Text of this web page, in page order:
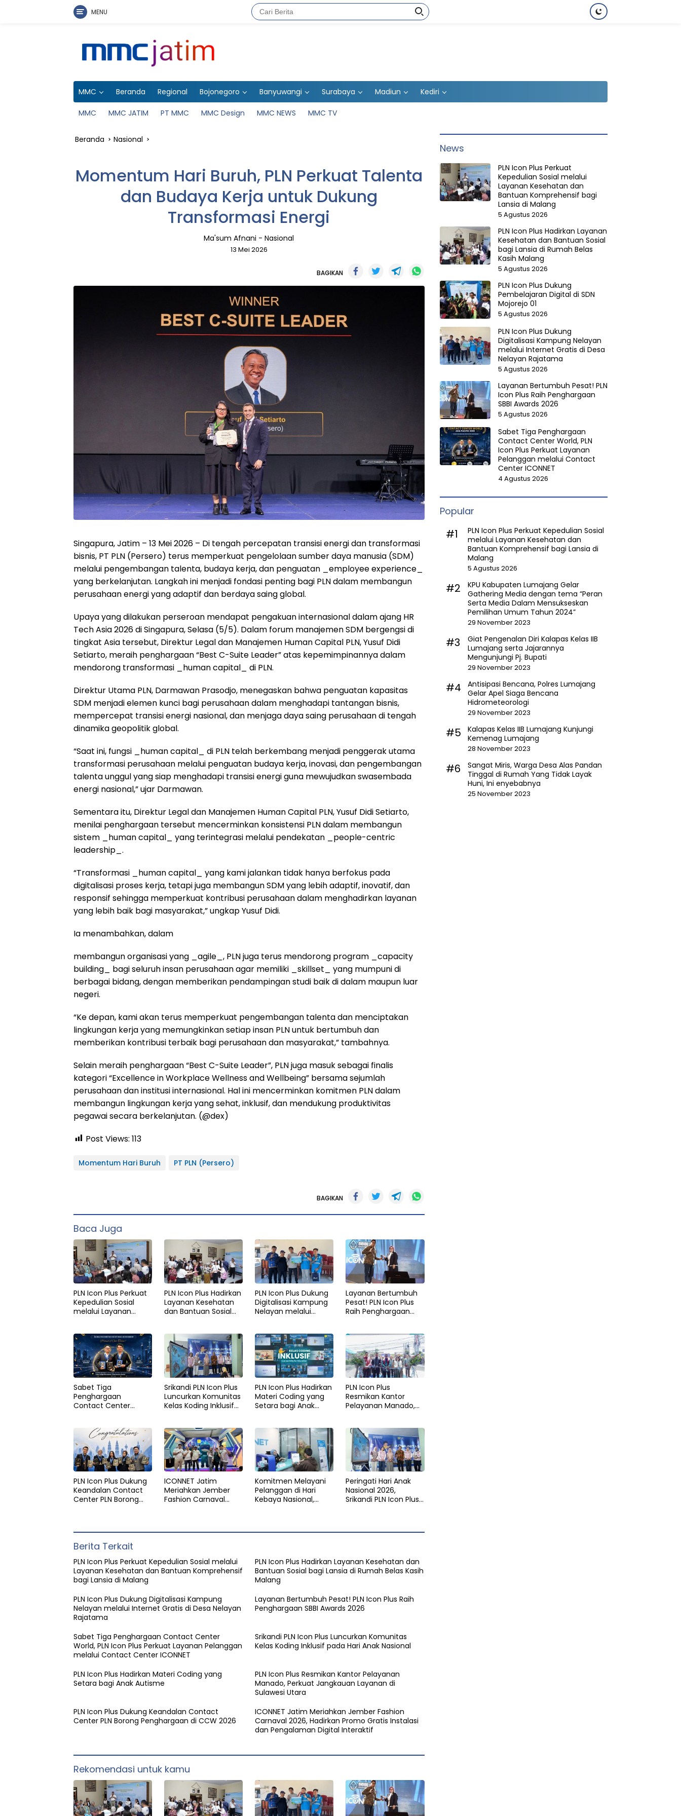
MENU
MMC Beranda Regional Bojonegoro Banyuwangi Surabaya Madiun Kediri
MMC MMC JATIM PT MMC MMC Design MMC NEWS MMC TV
Beranda Nasional
Momentum Hari Buruh, PLN Perkuat Talenta
dan Budaya Kerja untuk Dukung
Transformasi Energi
Ma'sum Afnani -Nasional
13 Mei 2026
BAGIKAN
Singapura, Jatim – 13 Mei 2026 – Di tengah percepatan transisi energi dan transformasi
bisnis, PT PLN (Persero) terus memperkuat pengelolaan sumber daya manusia (SDM)
melalui pengembangan talenta, budaya kerja, dan penguatan _employee experience_
yang berkelanjutan. Langkah ini menjadi fondasi penting bagi PLN dalam membangun
perusahaan energi yang adaptif dan berdaya saing global.
Upaya yang dilakukan perseroan mendapat pengakuan internasional dalam ajang HR
Tech Asia 2026 di Singapura, Selasa (5/5). Dalam forum manajemen SDM bergengsi di
tingkat Asia tersebut, Direktur Legal dan Manajemen Human Capital PLN, Yusuf Didi
Setiarto, meraih penghargaan “Best C-Suite Leader” atas kepemimpinannya dalam
mendorong transformasi _human capital_ di PLN.
Direktur Utama PLN, Darmawan Prasodjo, menegaskan bahwa penguatan kapasitas
SDM menjadi elemen kunci bagi perusahaan dalam menghadapi tantangan bisnis,
mempercepat transisi energi nasional, dan menjaga daya saing perusahaan di tengah
dinamika geopolitik global.
“Saat ini, fungsi _human capital_ di PLN telah berkembang menjadi penggerak utama
transformasi perusahaan melalui penguatan budaya kerja, inovasi, dan pengembangan
talenta unggul yang siap menghadapi transisi energi guna mewujudkan swasembada
energi nasional,” ujar Darmawan.
Sementara itu, Direktur Legal dan Manajemen Human Capital PLN, Yusuf Didi Setiarto,
menilai penghargaan tersebut mencerminkan konsistensi PLN dalam membangun
sistem _human capital_ yang terintegrasi melalui pendekatan _people-centric
leadership_.
“Transformasi _human capital_ yang kami jalankan tidak hanya berfokus pada
digitalisasi proses kerja, tetapi juga membangun SDM yang lebih adaptif, inovatif, dan
responsif sehingga memperkuat kontribusi perusahaan dalam menghadirkan layanan
yang lebih baik bagi masyarakat,” ungkap Yusuf Didi.
Ia menambahkan, dalam
membangun organisasi yang _agile_, PLN juga terus mendorong program _capacity
building_ bagi seluruh insan perusahaan agar memiliki _skillset_ yang mumpuni di
berbagai bidang, dengan memberikan pendampingan studi baik di dalam maupun luar
negeri.
“Ke depan, kami akan terus memperkuat pengembangan talenta dan menciptakan
lingkungan kerja yang memungkinkan setiap insan PLN untuk bertumbuh dan
memberikan kontribusi terbaik bagi perusahaan dan masyarakat,” tambahnya.
Selain meraih penghargaan “Best C-Suite Leader”, PLN juga masuk sebagai finalis
kategori “Excellence in Workplace Wellness and Wellbeing” bersama sejumlah
perusahaan dan institusi internasional. Hal ini mencerminkan komitmen PLN dalam
membangun lingkungan kerja yang sehat, inklusif, dan mendukung produktivitas
pegawai secara berkelanjutan. (@dex)
Post Views: 113
Momentum Hari Buruh PT PLN (Persero)
BAGIKAN
Baca Juga
PLN Icon Plus Perkuat
Kepedulian Sosial
melalui Layanan
Komprehensif bagi
Lansia di Malang
PLN Icon Plus Hadirkan
Layanan Kesehatan
dan Bantuan Sosial
PLN Icon Plus Dukung
Digitalisasi Kampung
Nelayan melalui
Rajatama
Layanan Bertumbuh
Pesat! PLN Icon Plus
Raih Penghargaan
Sabet Tiga
Penghargaan
Contact Center
Pelanggan melalui
Contact Center
ICONNET
Srikandi PLN Icon Plus
Luncurkan Komunitas
Kelas Koding Inklusif
PLN Icon Plus Hadirkan
Materi Coding yang
Setara bagi Anak
PLN Icon Plus
Resmikan Kantor
Pelayanan Manado,
Utara
PLN Icon Plus Dukung
Keandalan Contact
Center PLN Borong
ICONNET Jatim
Meriahkan Jember
Fashion Carnaval
Interaktif
Komitmen Melayani
Pelanggan di Hari
Kebaya Nasional,
Sentuhan Budaya
Peringati Hari Anak
Nasional 2026,
Srikandi PLN Icon Plus
Berita Terkait
PLN Icon Plus Perkuat Kepedulian Sosial melalui
Layanan Kesehatan dan Bantuan Komprehensif
bagi Lansia di Malang
PLN Icon Plus Hadirkan Layanan Kesehatan dan
Bantuan Sosial bagi Lansia di Rumah Belas Kasih
Malang
PLN Icon Plus Dukung Digitalisasi Kampung
Nelayan melalui Internet Gratis di Desa Nelayan
Rajatama
Layanan Bertumbuh Pesat! PLN Icon Plus Raih
Penghargaan SBBI Awards 2026
Sabet Tiga Penghargaan Contact Center
World, PLN Icon Plus Perkuat Layanan Pelanggan
melalui Contact Center ICONNET
Srikandi PLN Icon Plus Luncurkan Komunitas
Kelas Koding Inklusif pada Hari Anak Nasional
PLN Icon Plus Hadirkan Materi Coding yang
Setara bagi Anak Autisme
PLN Icon Plus Resmikan Kantor Pelayanan
Manado, Perkuat Jangkauan Layanan di
Sulawesi Utara
PLN Icon Plus Dukung Keandalan Contact
Center PLN Borong Penghargaan di CCW 2026
ICONNET Jatim Meriahkan Jember Fashion
Carnaval 2026, Hadirkan Promo Gratis Instalasi
dan Pengalaman Digital Interaktif
Rekomendasi untuk kamu
News
PLN Icon Plus Perkuat
Kepedulian Sosial melalui
Layanan Kesehatan dan
Bantuan Komprehensif bagi
Lansia di Malang
5 Agustus 2026
PLN Icon Plus Hadirkan Layanan
Kesehatan dan Bantuan Sosial
bagi Lansia di Rumah Belas
Kasih Malang
5 Agustus 2026
PLN Icon Plus Dukung
Pembelajaran Digital di SDN
Mojorejo 01
5 Agustus 2026
PLN Icon Plus Dukung
Digitalisasi Kampung Nelayan
melalui Internet Gratis di Desa
Nelayan Rajatama
5 Agustus 2026
Layanan Bertumbuh Pesat! PLN
Icon Plus Raih Penghargaan
SBBI Awards 2026
5 Agustus 2026
Sabet Tiga Penghargaan
Contact Center World, PLN
Icon Plus Perkuat Layanan
Pelanggan melalui Contact
Center ICONNET
4 Agustus 2026
Popular
#1
PLN Icon Plus Perkuat Kepedulian Sosial
melalui Layanan Kesehatan dan
Bantuan Komprehensif bagi Lansia di
Malang
5 Agustus 2026
#2
KPU Kabupaten Lumajang Gelar
Gathering Media dengan tema “Peran
Serta Media Dalam Mensukseskan
Pemilihan Umum Tahun 2024”
29 November 2023
#3
Giat Pengenalan Diri Kalapas Kelas IIB
Lumajang serta Jajarannya
Mengunjungi Pj. Bupati
29 November 2023
#4
Antisipasi Bencana, Polres Lumajang
Gelar Apel Siaga Bencana
Hidrometeorologi
29 November 2023
#5
Kalapas Kelas IIB Lumajang Kunjungi
Kemenag Lumajang
28 November 2023
#6
Sangat Miris, Warga Desa Alas Pandan
Tinggal di Rumah Yang Tidak Layak
Huni, Ini enyebabnya
25 November 2023